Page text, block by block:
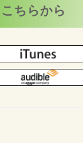
ちらから